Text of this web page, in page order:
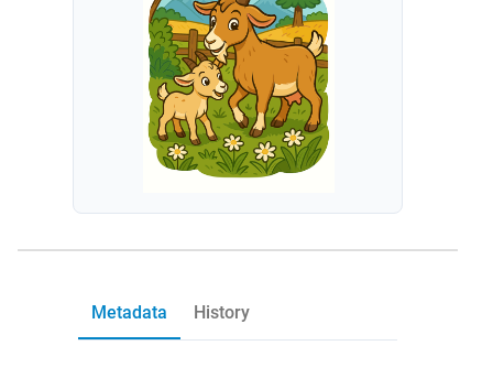
Metadata History